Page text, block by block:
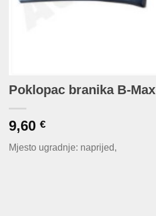
Poklopac branika B-Max
9,60 €
Mjesto ugradnje: naprijed,